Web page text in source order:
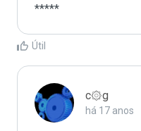
*****
Útil
c۞g
há 17 anos